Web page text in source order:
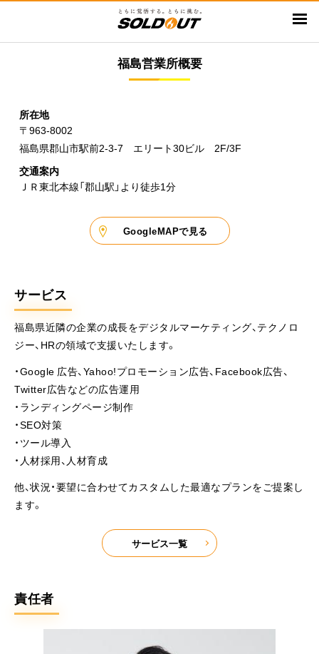
ン
福島営業所概要
所在地
〒963-8002
福島県郡山市駅前2-3-7 エリート30ビル 2F/3F
交通案内
ＪＲ東北本線「郡山駅」より徒歩1分
GoogleMAPで見る
サービス
福島県近隣の企業の成長をデジタルマーケティング、テクノロ
ジー、HRの領域で支援いたします。
・Google 広告、Yahoo!プロモーション広告、Facebook広告、
Twitter広告などの広告運用
・ランディングページ制作
・SEO対策
・ツール導入
・人材採用、人材育成
他、状況・要望に合わせてカスタムした最適なプランをご提案し
ます。
サービス一覧
責任者